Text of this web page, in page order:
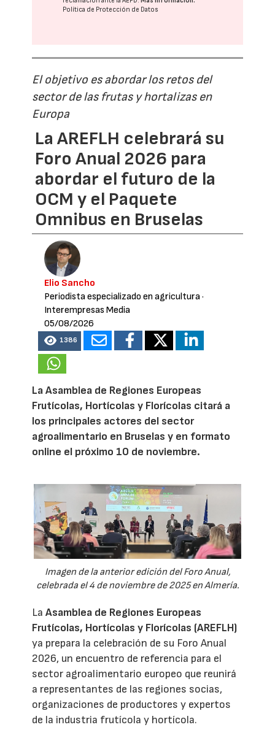
Política de Protección de Datos
El objetivo es abordar los retos del
sector de las frutas y hortalizas en
Europa
La AREFLH celebrará su
Foro Anual 2026 para
abordar el futuro de la
OCM y el Paquete
Omnibus en Bruselas
Elio Sancho
Periodista especializado en agricultura·
Interempresas Media
05/08/2026
1386
La Asamblea de Regiones Europeas
Frutícolas, Hortícolas y Florícolas citará a
los principales actores del sector
agroalimentario en Bruselas y en formato
online el próximo 10 de noviembre.
Imagen de la anterior edición del Foro Anual,
celebrada el 4 de noviembre de 2025 en Almería.
LaAsamblea de Regiones Europeas
Frutícolas, Hortícolas y Florícolas (AREFLH)
ya prepara la celebración de su Foro Anual
2026, un encuentro de referencia para el
sector agroalimentario europeo que reunirá
a representantes de las regiones socias,
organizaciones de productores y expertos
de la industria frutícola y hortícola.